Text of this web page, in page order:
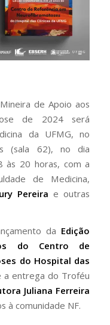
de Apoio aos
de 2024 será
da UFMG, no
(sala 62), no dia
às 20 horas, com a
de Medicina,
Pereira e outras
da Edição
do Centro de
do Hospital das
a entrega do Troféu
Juliana Ferreira
à comunidade NF.